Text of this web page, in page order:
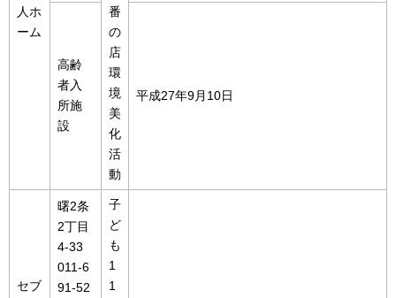
人ホ
ーム
番
の
店
環
境
美
化
活
動
高齢
者入
所施
設
平成27年9月10日
セブ
曙2条
2丁目
4-33
011-6
91-52
子
ど
も
1
1